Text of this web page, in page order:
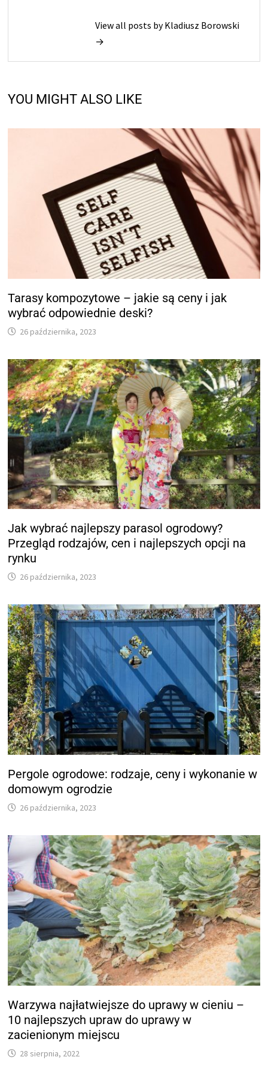
View all posts by Kladiusz Borowski
→
YOU MIGHT ALSO LIKE
Tarasy kompozytowe – jakie są ceny i jak
wybrać odpowiednie deski?
26 października, 2023
Jak wybrać najlepszy parasol ogrodowy?
Przegląd rodzajów, cen i najlepszych opcji na
rynku
26 października, 2023
Pergole ogrodowe: rodzaje, ceny i wykonanie w
domowym ogrodzie
26 października, 2023
Warzywa najłatwiejsze do uprawy w cieniu –
10 najlepszych upraw do uprawy w
zacienionym miejscu
28 sierpnia, 2022